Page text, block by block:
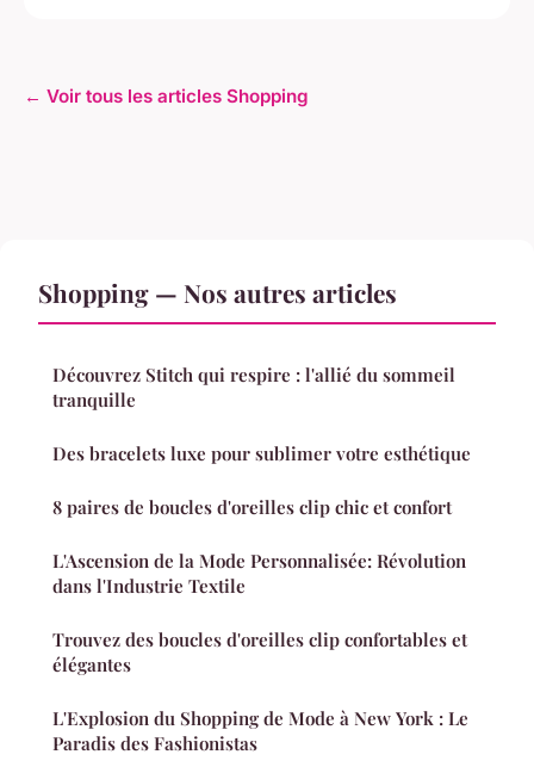
← Voir tous les articles Shopping
Shopping — Nos autres articles
Découvrez Stitch qui respire : l'allié du sommeil
tranquille
Des bracelets luxe pour sublimer votre esthétique
8 paires de boucles d'oreilles clip chic et confort
L'Ascension de la Mode Personnalisée: Révolution
dans l'Industrie Textile
Trouvez des boucles d'oreilles clip confortables et
élégantes
L'Explosion du Shopping de Mode à New York : Le
Paradis des Fashionistas